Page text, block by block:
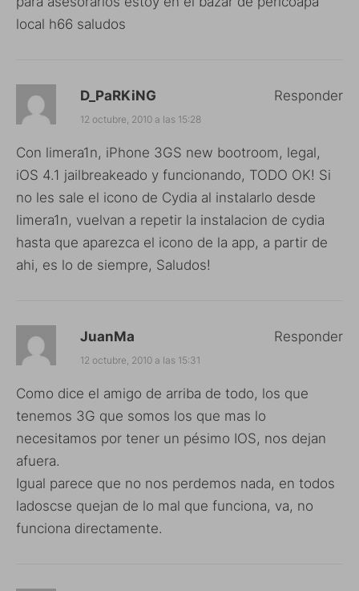
local h66 saludos
D_PaRKiNG
12 octubre, 2010 a las 15:28
Con limera1n, iPhone 3GS new bootroom, legal,
iOS 4.1 jailbreakeado y funcionando, TODO OK! Si
no les sale el icono de Cydia al instalarlo desde
limera1n, vuelvan a repetir la instalacion de cydia
hasta que aparezca el icono de la app, a partir de
ahi, es lo de siempre, Saludos!
Responder
JuanMa
12 octubre, 2010 a las 15:31
Como dice el amigo de arriba de todo, los que
tenemos 3G que somos los que mas lo
necesitamos por tener un pésimo IOS, nos dejan
afuera.
Igual parece que no nos perdemos nada, en todos
ladoscse quejan de lo mal que funciona, va, no
funciona directamente.
Responder